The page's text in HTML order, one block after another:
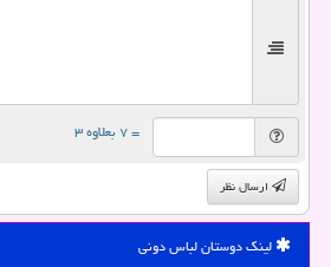
= ۷ بعلاوه ۳
ارسال نظر
لینک دوستان لباس دونی